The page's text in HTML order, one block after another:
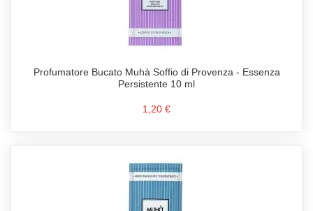
Profumatore Bucato Muhà Soffio di Provenza - Essenza
Persistente 10 ml
1,20 €